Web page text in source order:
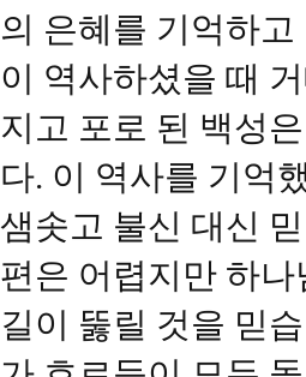
의 은혜를 기억하
이 역사하셨을 때
지고 포로 된 백성
다. 이 역사를 기억
샘솟고 불신 대신
편은 어렵지만 하
길이 뚫릴 것을 믿